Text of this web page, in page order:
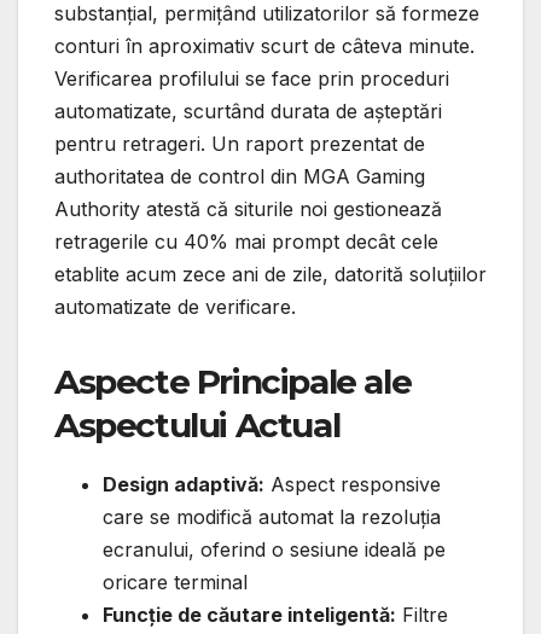
substanțial, permițând utilizatorilor să formeze
conturi în aproximativ scurt de câteva minute.
Verificarea profilului se face prin proceduri
automatizate, scurtând durata de așteptări
pentru retrageri. Un raport prezentat de
authoritatea de control din MGA Gaming
Authority atestă că siturile noi gestionează
retragerile cu 40% mai prompt decât cele
etablite acum zece ani de zile, datorită soluțiilor
automatizate de verificare.
Aspecte Principale ale
Aspectului Actual
Design adaptivă: Aspect responsive
care se modifică automat la rezoluția
ecranului, oferind o sesiune ideală pe
oricare terminal
Funcție de căutare inteligentă: Filtre